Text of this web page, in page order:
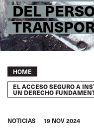
DEL
Breadcrumb
HOME
EL ACCESO SEGURO A
UN DERECHO
NOTICIAS 19 NOV 2024